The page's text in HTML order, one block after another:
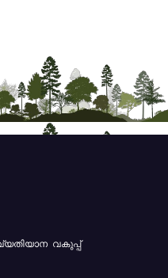
വകുപ്പ്